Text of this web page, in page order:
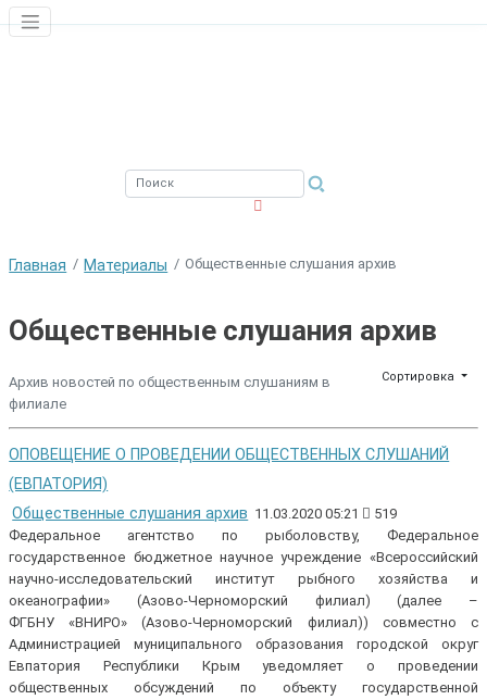
Главная Материалы Общественные слушания архив
Общественные слушания архив
Сортировка
Архив новостей по общественным слушаниям в
филиале
ОПОВЕЩЕНИЕ О ПРОВЕДЕНИИ ОБЩЕСТВЕННЫХ СЛУШАНИЙ
(ЕВПАТОРИЯ)
Общественные слушания архив 11.03.2020 05:21
519
Федеральное агентство по рыболовству, Федеральное
государственное бюджетное научное учреждение «Всероссийский
научно-исследовательский институт рыбного хозяйства и
океанографии» (Азово-Черноморский филиал) (далее –
ФГБНУ «ВНИРО» (Азово-Черноморский филиал)) совместно с
Администрацией муниципального образования городской округ
Евпатория Республики Крым уведомляет о проведении
общественных обсуждений по объекту государственной